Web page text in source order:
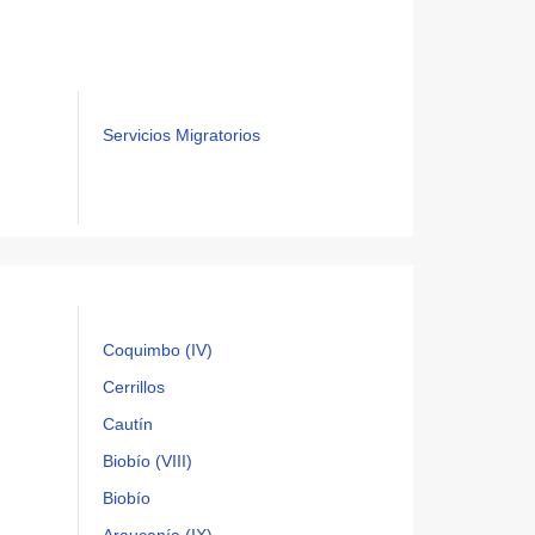
Servicios Migratorios
Coquimbo (IV)
Cerrillos
Cautín
Biobío (VIII)
Biobío